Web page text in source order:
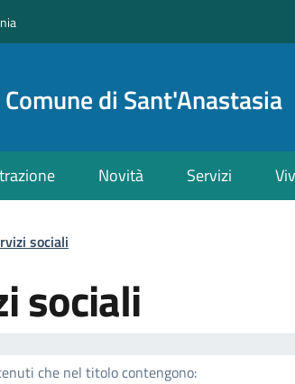
Comune di Sant'Anastasia
Novità Servizi
di pane
sociali
sociali
che nel titolo contengono: